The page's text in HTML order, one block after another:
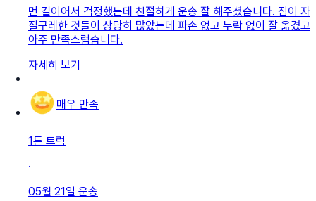
먼 길이어서 걱정했는데 친절하게 운송 잘 해주셨습니다. 짐이 자
질구레한 것들이 상당히 많았는데 파손 없고 누락 없이 잘 옮겼고
아주 만족스럽습니다.
자세히 보기
매우 만족
1톤 트럭
·
05월 21일 운송